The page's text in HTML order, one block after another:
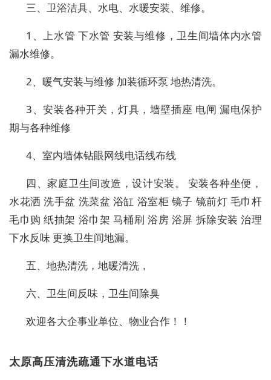
三、卫浴洁具、水电、水暖安装、维修。
1、上水管 下水管 安装与维修，卫生间墙体内水管
漏水维修。
2、暖气安装与维修 加装循环泵 地热清洗。
3、安装各种开关，灯具，墙壁插座 电闸 漏电保护
期与各种维修
4、室内墙体钻眼网线电话线布线
四、家庭卫生间改造，设计安装。 安装各种坐便，
水花洒 洗手盆 洗菜盆 浴缸 浴室柜 镜子 镜前灯 毛巾杆
毛巾购 纸抽架 浴巾架 马桶刷 浴房 浴屏 拆除安装 治理
下水反味 更换卫生间地漏。
五、地热清洗，地暖清洗，
六、卫生间反味，卫生间除臭
欢迎各大企事业单位、物业合作！！
太原高压清洗疏通下水道电话